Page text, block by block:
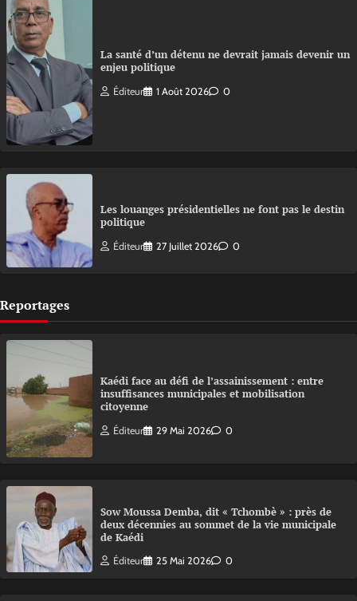
La santé d’un détenu ne devrait jamais devenir un
enjeu politique
Éditeur 1 Août 2026 0
Les louanges présidentielles ne font pas le destin
politique
Éditeur 27 Juillet 2026 0
Reportages
Kaédi face au défi de l’assainissement : entre
insuffisances municipales et mobilisation
citoyenne
Éditeur 29 Mai 2026 0
Sow Moussa Demba, dit « Tchombè » : près de
deux décennies au sommet de la vie municipale
de Kaédi
Éditeur 25 Mai 2026 0